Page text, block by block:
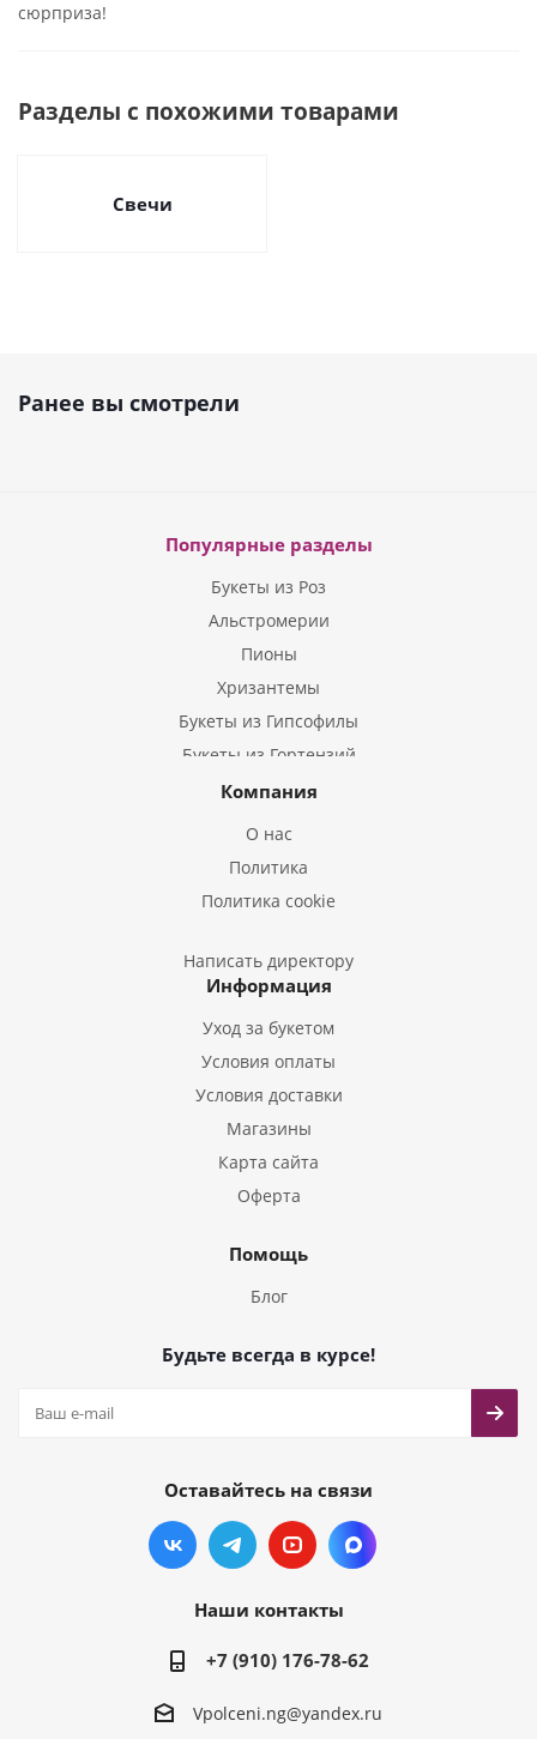
сюрприза!
Разделы с похожими товарами
Свечи
Ранее вы смотрели
Популярные разделы
Букеты из Роз
Альстромерии
Пионы
Хризантемы
Букеты из Гипсофилы
Букеты из Гортензий
Букеты из Ирисов
Букеты из Эустом
Букеты из Гладиолусов
Букеты из Тюльпанов
Компания
О нас
Политика
Политика cookie
Написать директору
Информация
Уход за букетом
Условия оплаты
Условия доставки
Магазины
Карта сайта
Оферта
Помощь
Блог
Будьте всегда в курсе!
Оставайтесь на связи
Наши контакты
+7 (910) 176-78-62
Vpolceni.ng@yandex.ru